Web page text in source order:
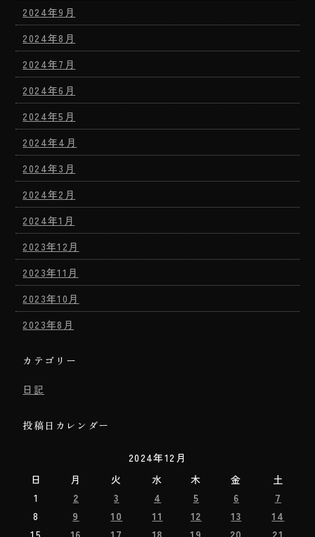
2024年9月
2024年8月
2024年7月
2024年6月
2024年5月
2024年4月
2024年3月
2024年2月
2024年1月
2023年12月
2023年11月
2023年10月
2023年8月
カテゴリー
日記
投稿日カレンダー
2024年12月
日
月 火 水 木 金
土
1
2 3 4 5 6
7
8
9 10 11 12 13
14